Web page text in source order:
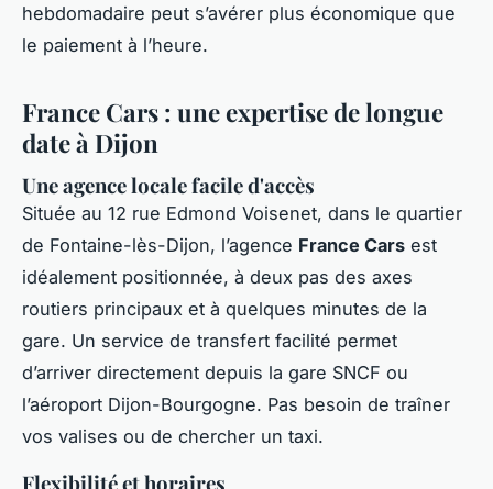
hebdomadaire peut s’avérer plus économique que
le paiement à l’heure.
France Cars : une expertise de longue
date à Dijon
Une agence locale facile d'accès
Située au 12 rue Edmond Voisenet, dans le quartier
de Fontaine-lès-Dijon, l’agence France Cars est
idéalement positionnée, à deux pas des axes
routiers principaux et à quelques minutes de la
gare. Un service de transfert facilité permet
d’arriver directement depuis la gare SNCF ou
l’aéroport Dijon-Bourgogne. Pas besoin de traîner
vos valises ou de chercher un taxi.
Flexibilité et horaires